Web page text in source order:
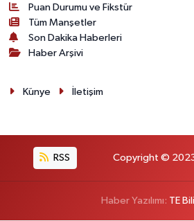
Puan Durumu ve Fikstür
Tüm Manşetler
Son Dakika Haberleri
Haber Arşivi
Künye İletişim
RSS Copyright © 2023.
Haber Yazılımı: TE